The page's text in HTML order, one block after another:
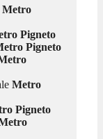
Pigneto
Pigneto
Metro
Pigneto